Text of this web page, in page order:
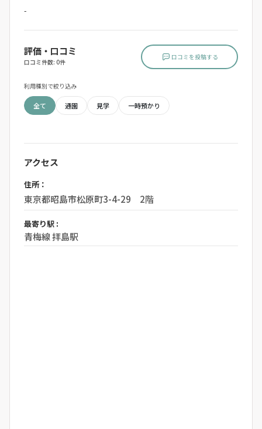
-
評価・口コミ
口コミ件数: 0件
口コミを投稿する
利用種別で絞り込み
全て 通園 見学 一時預かり
アクセス
住所：
東京都昭島市松原町3-4-29 2階
最寄り駅 :
青梅線 拝島駅